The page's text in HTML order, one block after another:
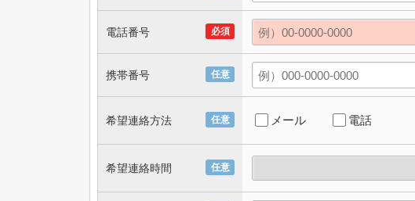
必須
電話番号
任意
携帯番号
任意
希望連絡方法 メール 電話
任意
希望連絡時間